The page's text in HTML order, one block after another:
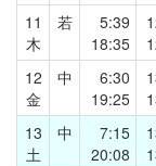
11
木
若
5:39
18:35
12
金
中
6:30
19:25
13
土
中
7:15
20:08